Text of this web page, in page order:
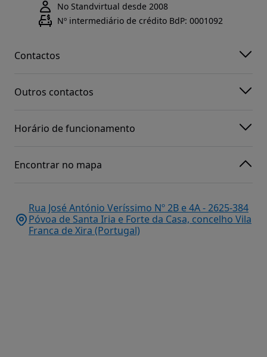
No Standvirtual desde 2008
Nº intermediário de crédito BdP: 0001092
Contactos
Outros contactos
Horário de funcionamento
Encontrar no mapa
Rua José António Veríssimo Nº 2B e 4A - 2625-384
Póvoa de Santa Iria e Forte da Casa, concelho Vila
Franca de Xira (Portugal)